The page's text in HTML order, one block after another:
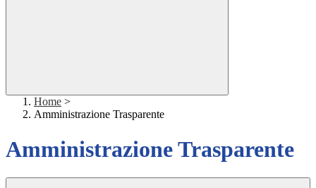
Home >
Amministrazione Trasparente
Amministrazione Trasparente